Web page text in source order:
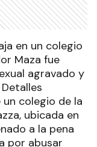
en un colegio
Maza fue
agravado y
colegio de la
ubicada en
a la pena
por abusar